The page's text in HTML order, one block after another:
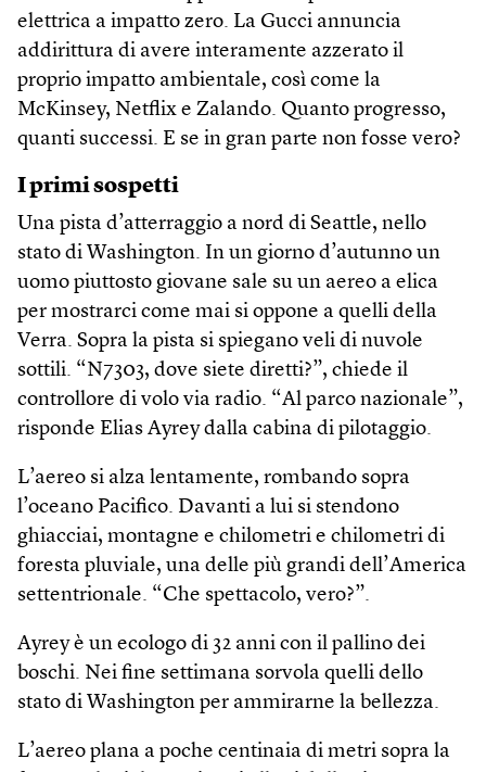
elettrica a impatto zero. La Gucci annuncia
addirittura di avere interamente azzerato il
proprio impatto ambientale, così come la
McKinsey, Netflix e Zalando. Quanto progresso,
quanti successi. E se in gran parte non fosse vero?
I primi sospetti
Una pista d’atterraggio a nord di Seattle, nello
stato di Washington. In un giorno d’autunno un
uomo piuttosto giovane sale su un aereo a elica
per mostrarci come mai si oppone a quelli della
Verra. Sopra la pista si spiegano veli di nuvole
sottili. “N7303, dove siete diretti?”, chiede il
controllore di volo via radio. “Al parco nazionale”,
risponde Elias Ayrey dalla cabina di pilotaggio.
L’aereo si alza lentamente, rombando sopra
l’oceano Pacifico. Davanti a lui si stendono
ghiacciai, montagne e chilometri e chilometri di
foresta pluviale, una delle più grandi dell’America
settentrionale. “Che spettacolo, vero?”.
Ayrey è un ecologo di 32 anni con il pallino dei
boschi. Nei fine settimana sorvola quelli dello
stato di Washington per ammirarne la bellezza.
L’aereo plana a poche centinaia di metri sopra la